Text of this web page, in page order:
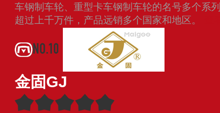
车钢制车轮、重型卡车钢制车轮的名号多个系
超过上千万件，产品远销多个国家和地区。
NO.10
金固GJ